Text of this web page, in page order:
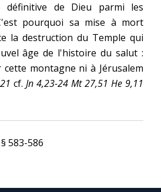
définitive de Dieu parmi les
pourquoi sa mise à mort
la destruction du Temple qui
âge de l'histoire du salut :
montagne ni à Jérusalem
cf. Jn 4,23-24 Mt 27,51 He 9,11
583-586